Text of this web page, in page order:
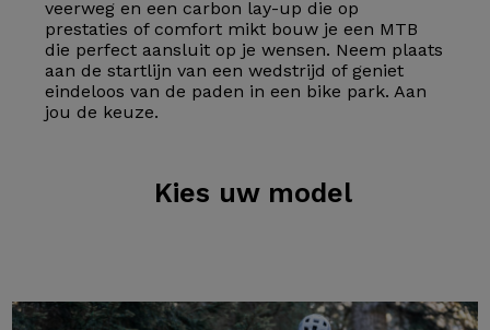
veerweg en een carbon lay-up die op
prestaties of comfort mikt bouw je een MTB
die perfect aansluit op je wensen. Neem plaats
aan de startlijn van een wedstrijd of geniet
eindeloos van de paden in een bike park. Aan
jou de keuze.
Kies uw model